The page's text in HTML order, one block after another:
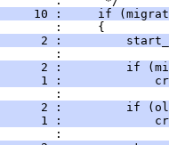
10 :     if
:     {
2 :
:
2 :         if
1 :
:
2 :         if
1 :
: